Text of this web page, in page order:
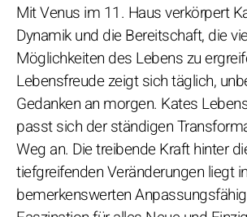
Mit Venus im 11. Haus verkörpert
Dynamik und die Bereitschaft, die
Möglichkeiten des Lebens zu
Lebensfreude zeigt sich täglich,
Gedanken an morgen. Kates
passt sich der ständigen
Weg an. Die treibende Kraft hinter
tiefgreifenden Veränderungen liegt
bemerkenswerten